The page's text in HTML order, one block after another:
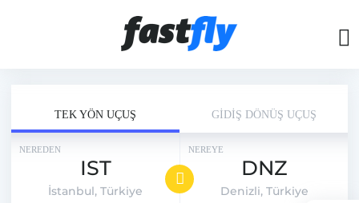
TEK YÖN UÇUŞ GİDİŞ DÖNÜŞ UÇUŞ
NEREDEN
IST
İstanbul, Türkiye
NEREYE
DNZ
Denizli, Türkiye